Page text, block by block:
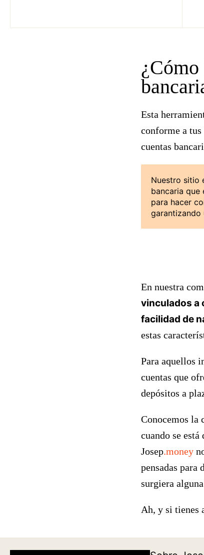
Esta
conforme a
cuentas
Nuestro sitio
bancaria que
para hacer
garantizando
En nuestra
vinculados a
facilidad de
estas
Para aquellos
cuentas que
depósitos a
Conocemos la
cuando se
Josep.money
pensadas
surgiera
Ah, y si tienes